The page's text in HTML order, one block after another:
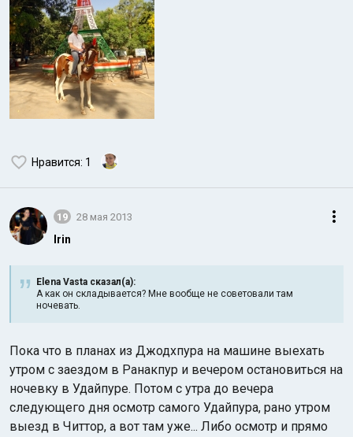
Нравится: 1
19 28 мая 2013
Irin
Elena Vasta сказал(а):
А как он складывается? Мне вообще не советовали там
ночевать.
Пока что в планах из Джодхпура на машине выехать
утром с заездом в Ранакпур и вечером остановиться на
ночевку в Удайпуре. Потом с утра до вечера
следующего дня осмотр самого Удайпура, рано утром
выезд в Читтор, а вот там уже... Либо осмотр и прямо